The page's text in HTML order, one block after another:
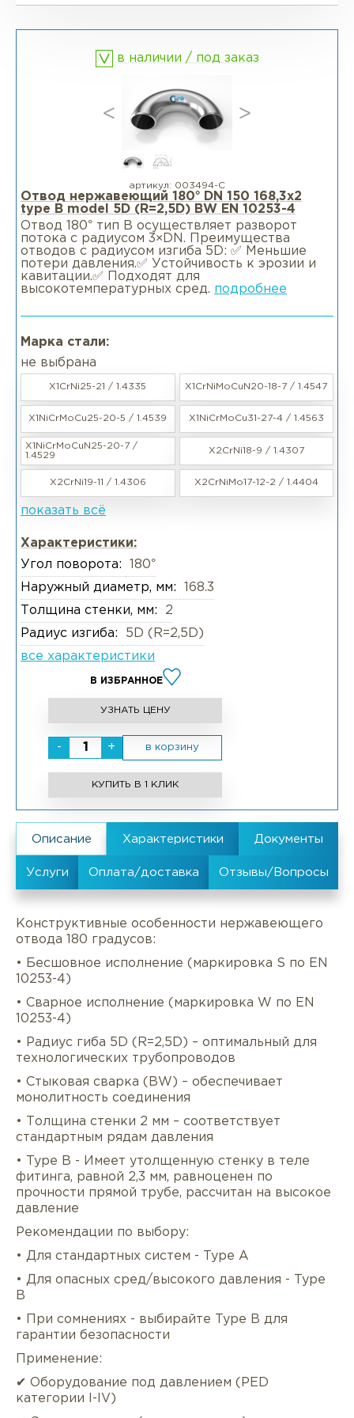
Фланцы раструбные SW
Фланцы свободные LJ
Фланцы воротниковые удлиненные
Фланцы воротниковые WN
в наличии / под заказ
артикул: 003494-С
Отвод нержавеющий 180° DN 150 168,3x2
type B model 5D (R=2,5D) BW EN 10253-4
Отвод 180° тип В осуществляет разворот
потока с радиусом 3×DN. Преимущества
отводов с радиусом изгиба 5D: ✅ Меньшие
потери давления.✅ Устойчивость к эрозии и
кавитации.✅ Подходят для
высокотемпературных сред. подробнее
Марка стали:
не выбрана
X1CrNi25-21 / 1.4335 X1CrNiMoCuN20-18-7 / 1.4547
X1NiCrMoCu25-20-5 / 1.4539 X1NiCrMoCu31-27-4 / 1.4563
X1NiCrMoCuN25-20-7 /
1.4529
X2CrNi18-9 / 1.4307
X2CrNi19-11 / 1.4306 X2CrNiMo17-12-2 / 1.4404
показать всё
Характеристики:
Угол поворота:
180°
Наружный диаметр, мм:
168.3
Толщина стенки, мм:
2
Радиус изгиба:
5D (R=2,5D)
все характеристики
В ИЗБРАННОЕ
УЗНАТЬ ЦЕНУ
- + в корзину
КУПИТЬ В 1 КЛИК
Описание Характеристики
Услуги Оплата/доставка Отзывы/
Конструктивные особенности нержавеющего
отвода 180 градусов:
• Бесшовное исполнение (маркировка S по EN
10253-4)
• Сварное исполнение (маркировка W по EN
10253-4)
• Радиус гиба 5D (R=2,5D) – оптимальный для
технологических трубопроводов
• Стыковая сварка (BW) – обеспечивает
монолитность соединения
• Толщина стенки 2 мм – соответствует
стандартным рядам давления
• Type B - Имеет утолщенную стенку в теле
фитинга, равной 2,3 мм, равноценен по
прочности прямой трубе, рассчитан на высокое
давление
Рекомендации по выбору:
• Для стандартных систем - Type A
• Для опасных сред/высокого давления - Type
B
• При сомнениях - выбирайте Type B для
гарантии безопасности
Применение:
✔ Оборудование под давлением (PED
категории I-IV)